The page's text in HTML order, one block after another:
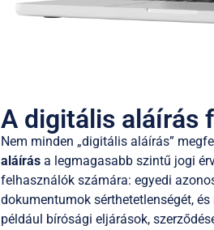
A digitális aláírás
Nem minden „digitális aláírás”
aláírás a legmagasabb szintű jogi
felhasználók számára: egyedi
dokumentumok sérthetetlenségét,
például bírósági eljárások,